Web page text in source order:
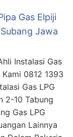
Gas Elpiji
Jawa
Instalasi Gas
0812 1393
Gas LPG
2-10 Tabung
Gas LPG
Lainnya